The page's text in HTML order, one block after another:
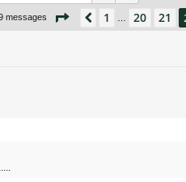
messages Page 22 sur27
Précédent
1 20 21